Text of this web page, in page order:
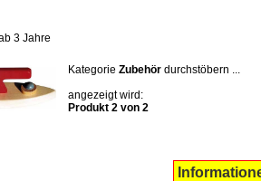
3 Jahre
Kategorie Zubehördurchstöbern ...
angezeigt wird:
Produkt 2 von 2